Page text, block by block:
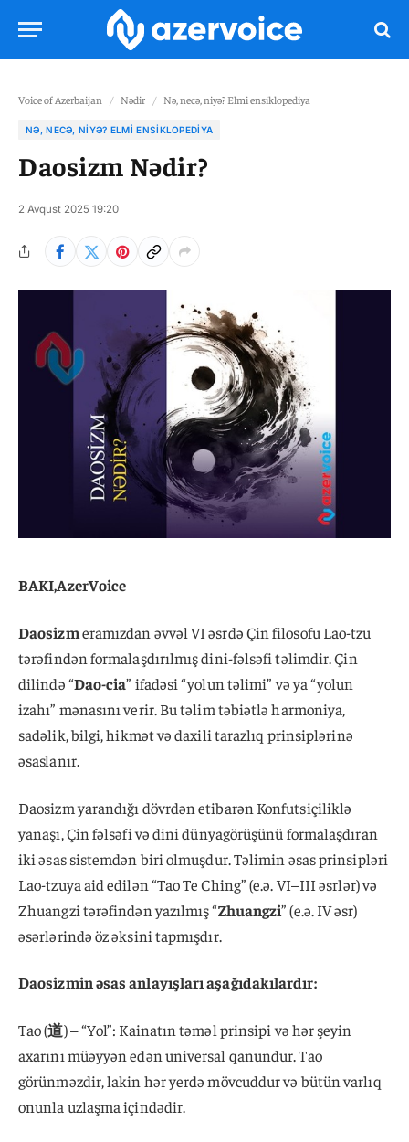
Voice of Azerbaijan / Nədir / Nə, necə, niyə? Elmi ensiklopediya
NƏ, NECƏ, NIYƏ? ELMI ENSIKLOPEDIYA
Daosizm Nədir?
2 Avqust 2025 19:20
BAKI,AzerVoice
Daosizmeramızdan əvvəl VI əsrdə Çin filosofu Lao-tzu
tərəfindən formalaşdırılmış dini-fəlsəfi təlimdir. Çin
dilində “Dao-cia” ifadəsi “yolun təlimi” və ya “yolun
izahı” mənasını verir. Bu təlim təbiətlə harmoniya,
sadəlik, bilgi, hikmət və daxili tarazlıq prinsiplərinə
əsaslanır.
Daosizm yarandığı dövrdən etibarən Konfutsiçiliklə
yanaşı, Çin fəlsəfi və dini dünyagörüşünü formalaşdıran
iki əsas sistemdən biri olmuşdur. Təlimin əsas prinsipləri
Lao-tzuya aid edilən “Tao Te Ching” (e.ə. VI–III əsrlər) və
Zhuangzi tərəfindən yazılmış “Zhuangzi” (e.ə. IV əsr)
əsərlərində öz əksini tapmışdır.
Daosizmin əsas anlayışları aşağıdakılardır:
Tao (道) – “Yol”: Kainatın təməl prinsipi və hər şeyin
axarını müəyyən edən universal qanundur. Tao
görünməzdir, lakin hər yerdə mövcuddur və bütün varlıq
onunla uzlaşma içindədir.